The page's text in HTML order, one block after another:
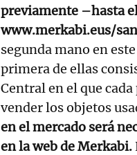
previamente –hasta
www.merkabi.eus/
segunda mano en
primera de ellas
Central en el que
vender los objetos
en el mercado será
en la web de Merkabi.